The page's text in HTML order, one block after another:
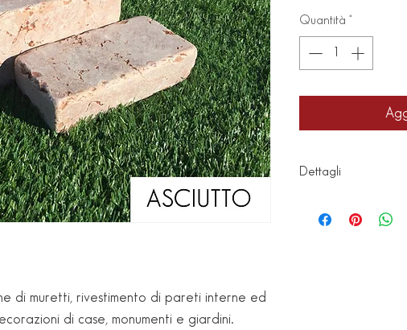
di muretti, rivestimento di pareti interne ed
di case, monumenti e giardini.
Quantità *
Dettagli